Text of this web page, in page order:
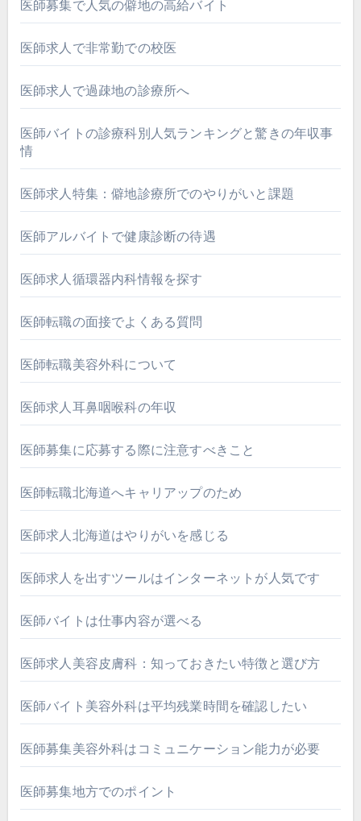
医師募集で人気の僻地の高給バイト
医師求人で非常勤での校医
医師求人で過疎地の診療所へ
医師バイトの診療科別人気ランキングと驚きの年収事
情
医師求人特集：僻地診療所でのやりがいと課題
医師アルバイトで健康診断の待遇
医師求人循環器内科情報を探す
医師転職の面接でよくある質問
医師転職美容外科について
医師求人耳鼻咽喉科の年収
医師募集に応募する際に注意すべきこと
医師転職北海道へキャリアップのため
医師求人北海道はやりがいを感じる
医師求人を出すツールはインターネットが人気です
医師バイトは仕事内容が選べる
医師求人美容皮膚科：知っておきたい特徴と選び方
医師バイト美容外科は平均残業時間を確認したい
医師募集美容外科はコミュニケーション能力が必要
医師募集地方でのポイント